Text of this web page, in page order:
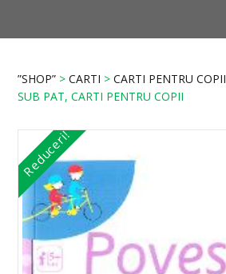
”SHOP” >CARTI >CARTI PENTRU COPII
SUB PAT, CARTI PENTRU COPII
Reduceri!